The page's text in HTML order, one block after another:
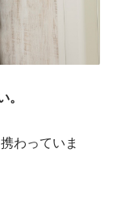
わっていま